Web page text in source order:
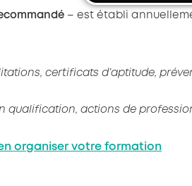
– est établi
certificats d’aptitude,
qualification, actions de
organiser votre formation